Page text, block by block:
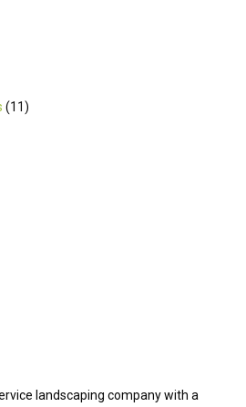
(11)
landscaping company with a